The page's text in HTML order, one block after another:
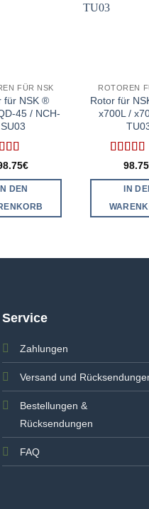
FÜR NSK
für NSK ®
45 / NCH-
SU03
€
IN DEN
ROTOREN
Rotor für
x700L /
98.75
IN
Service
Zahlungen
Versand und
Bestellungen &
Rücksendungen
FAQ